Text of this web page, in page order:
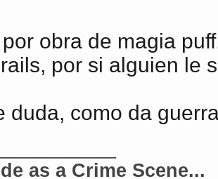
obra de magia
por si alguien le
duda, como da
as a Crime Scene...